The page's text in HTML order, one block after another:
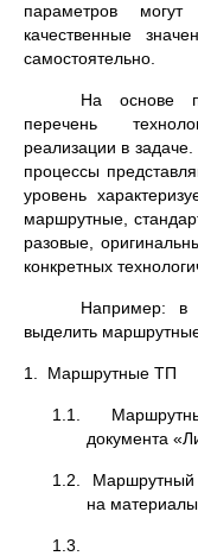
параметров могут
качественные
самостоятельно.
На основе
перечень
реализации в
процессы
уровень
маршрутные,
разовые,
конкретных
Например: в
выделить
1. Маршрутные ТП
1.1.
документа
1.2. Маршрутный
на
1.3. - -